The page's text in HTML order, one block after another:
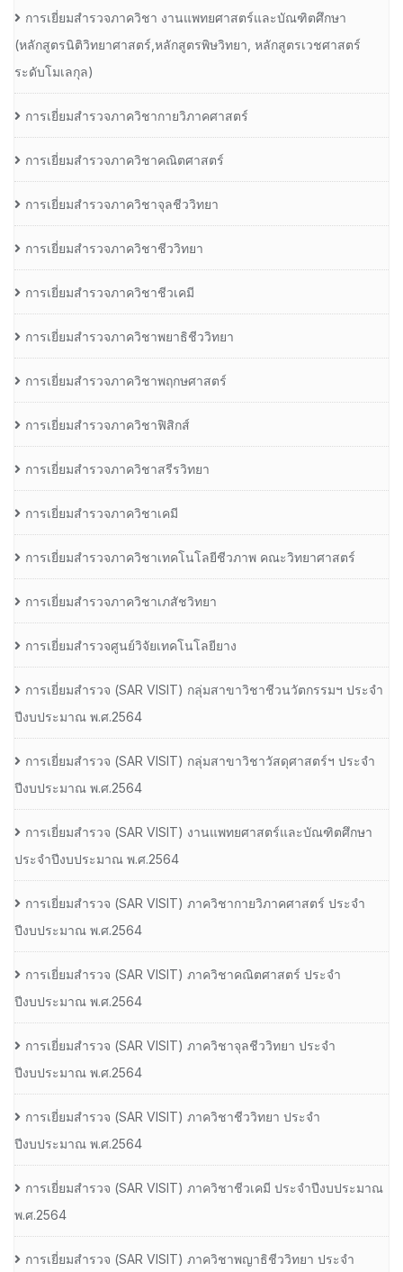
การเยี่ยมสำรวจภาควิชา งานแพทยศาสตร์และบัณฑิตศึกษา
(หลักสูตรนิติวิทยาศาสตร์,หลักสูตรพิษวิทยา, หลักสูตรเวชศาสตร์
ระดับโมเลกุล)
การเยี่ยมสำรวจภาควิชากายวิภาคศาสตร์
การเยี่ยมสำรวจภาควิชาคณิตศาสตร์
การเยี่ยมสำรวจภาควิชาจุลชีววิทยา
การเยี่ยมสำรวจภาควิชาชีววิทยา
การเยี่ยมสำรวจภาควิชาชีวเคมี
การเยี่ยมสำรวจภาควิชาพยาธิชีววิทยา
การเยี่ยมสำรวจภาควิชาพฤกษศาสตร์
การเยี่ยมสำรวจภาควิชาฟิสิกส์
การเยี่ยมสำรวจภาควิชาสรีรวิทยา
การเยี่ยมสำรวจภาควิชาเคมี
การเยี่ยมสำรวจภาควิชาเทคโนโลยีชีวภาพ คณะวิทยาศาสตร์
การเยี่ยมสำรวจภาควิชาเภสัชวิทยา
การเยี่ยมสำรวจศูนย์วิจัยเทคโนโลยียาง
การเยี่ยมสํารวจ (SAR VISIT) กลุ่มสาขาวิชาชีวนวัตกรรมฯ ประจํา
ปีงบประมาณ พ.ศ.2564
การเยี่ยมสํารวจ (SAR VISIT) กลุ่มสาขาวิชาวัสดุศาสตร์ฯ ประจํา
ปีงบประมาณ พ.ศ.2564
การเยี่ยมสํารวจ (SAR VISIT) งานแพทยศาสตร์และบัณฑิตศึกษา
ประจําปีงบประมาณ พ.ศ.2564
การเยี่ยมสํารวจ (SAR VISIT) ภาควิชากายวิภาคศาสตร์ ประจํา
ปีงบประมาณ พ.ศ.2564
การเยี่ยมสํารวจ (SAR VISIT) ภาควิชาคณิตศาสตร์ ประจํา
ปีงบประมาณ พ.ศ.2564
การเยี่ยมสํารวจ (SAR VISIT) ภาควิชาจุลชีววิทยา ประจํา
ปีงบประมาณ พ.ศ.2564
การเยี่ยมสํารวจ (SAR VISIT) ภาควิชาชีววิทยา ประจํา
ปีงบประมาณ พ.ศ.2564
การเยี่ยมสํารวจ (SAR VISIT) ภาควิชาชีวเคมี ประจําปีงบประมาณ
พ.ศ.2564
การเยี่ยมสํารวจ (SAR VISIT) ภาควิชาพญาธิชีววิทยา ประจํา